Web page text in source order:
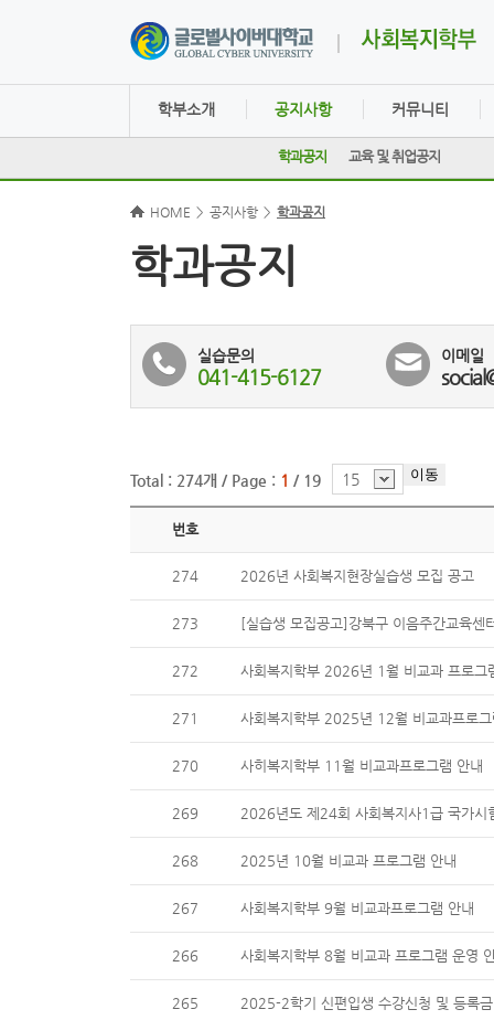
학부소개 공지사항
학과공지 교육 및 취업공지
커뮤니티
HOME > 공지사항 > 학과공지
학과공지
실습문의
041-415-6127
이메일
Total : 274개 / Page : 1 / 19 15 이동
번호
274 2026년 사회복지현장실습생 모집 공고
273 [실습생 모집공고]강북구 이음주간교육센
272 사회복지학부 2026년 1월 비교과 프로그
271 사회복지학부 2025년 12월 비교과프로
270 사히복지학부 11월 비교과프로그램 안내
269 2026년도 제24회 사회복지사1급 국가시
268 2025년 10월 비교과 프로그램 안내
267 사회복지학부 9월 비교과프로그램 안내
266 사회복지학부 8월 비교과 프로그램 운영
265 2025-2학기 신편입생 수강신청 및 등록